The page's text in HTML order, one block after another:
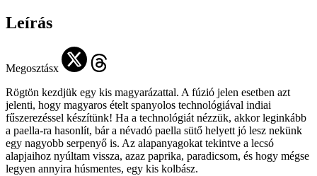
Leírás
Megosztásx
Rögtön kezdjük egy kis magyarázattal. A fúzió jelen esetben azt
jelenti, hogy magyaros ételt spanyolos technológiával indiai
fűszerezéssel készítünk! Ha a technológiát nézzük, akkor leginkább
a paella-ra hasonlít, bár a névadó paella sütő helyett jó lesz nekünk
egy nagyobb serpenyő is. Az alapanyagokat tekintve a lecsó
alapjaihoz nyúltam vissza, azaz paprika, paradicsom, és hogy mégse
legyen annyira húsmentes, egy kis kolbász.